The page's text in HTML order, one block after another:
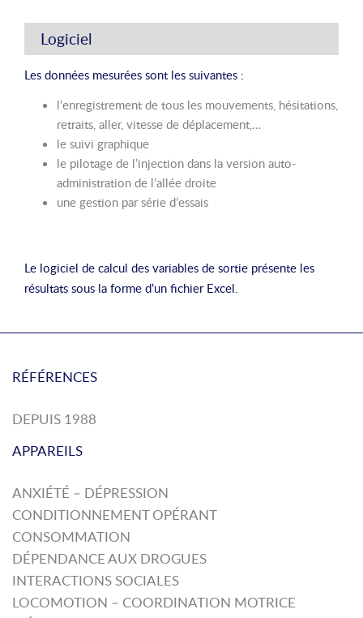
Logiciel
Les données mesurées sont les suivantes :
l’enregistrement de tous les mouvements, hésitations,
retraits, aller, vitesse de déplacement,…
le suivi graphique
le pilotage de l’injection dans la version auto-
administration de l’allée droite
une gestion par série d’essais
Le logiciel de calcul des variables de sortie présente les
résultats sous la forme d’un fichier Excel.
RÉFÉRENCES
DEPUIS 1988
APPAREILS
ANXIÉTÉ – DÉPRESSION
CONDITIONNEMENT OPÉRANT
CONSOMMATION
DÉPENDANCE AUX DROGUES
INTERACTIONS SOCIALES
LOCOMOTION – COORDINATION MOTRICE